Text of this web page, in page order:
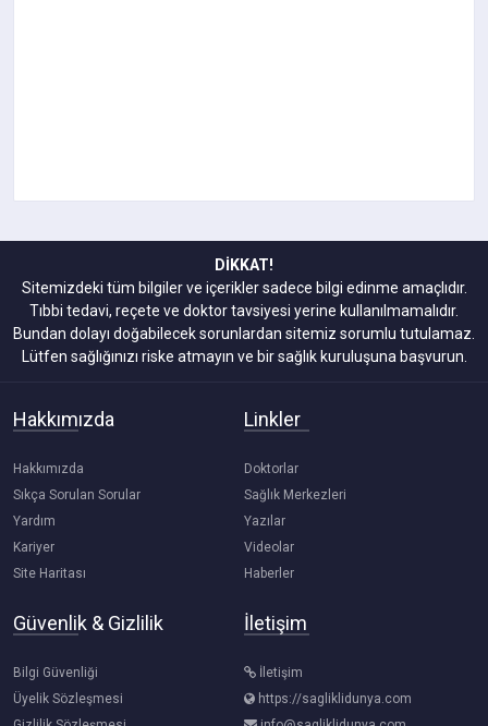
DİKKAT!
Sitemizdeki tüm bilgiler ve içerikler sadece bilgi edinme amaçlıdır.
Tıbbi tedavi, reçete ve doktor tavsiyesi yerine kullanılmamalıdır.
Bundan dolayı doğabilecek sorunlardan sitemiz sorumlu tutulamaz.
Lütfen sağlığınızı riske atmayın ve bir sağlık kuruluşuna başvurun.
Hakkımızda
Hakkımızda
Sıkça Sorulan Sorular
Yardım
Kariyer
Site Haritası
Linkler
Doktorlar
Sağlık Merkezleri
Yazılar
Videolar
Haberler
Güvenlik & Gizlilik
Bilgi Güvenliği
Üyelik Sözleşmesi
İletişim
İletişim
https://sagliklidunya.com